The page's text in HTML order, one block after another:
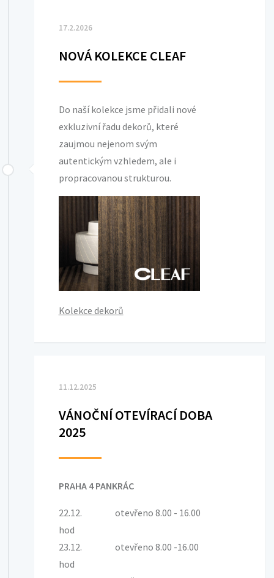
17.2.2026
NOVÁ KOLEKCE CLEAF
Do naší kolekce jsme přidali nové
exkluzivní řadu dekorů, které
zaujmou nejenom svým
autentickým vzhledem, ale i
propracovanou strukturou.
Kolekce dekorů
11.12.2025
VÁNOČNÍ OTEVÍRACÍ DOBA
2025
PRAHA 4 PANKRÁC
22.12. otevřeno 8.00 - 16.00
hod
23.12. otevřeno 8.00 -16.00
hod